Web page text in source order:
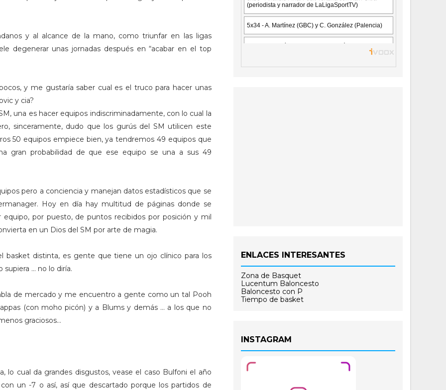
y al alcance de la mano, como triunfar en las ligas
degenerar unas jornadas después en “acabar en el top
y me gustaría saber cual es el truco para hacer unas
y cia?
una es hacer equipos indiscriminadamente, con lo cual la
sinceramente, dudo que los gurús del SM utilicen este
50 equipos empiece bien, ya tendremos 49 equipos que
gran probabilidad de que ese equipo se una a sus 49
pero a conciencia y manejan datos estadísticos que se
Hoy en día hay multitud de páginas donde se
por puesto, de puntos recibidos por posición y mil
en un Dios del SM por arte de magia.
basket distinta, es gente que tiene un ojo clínico para los
… no lo diría.
de mercado y me encuentro a gente como un tal Pooh
(con moho picón) y a Blums y demás … a los que no
graciosos…
lo cual da grandes disgustos, vease el caso Bulfoni el año
un -7 o así, así que descartado porque los partidos de
ENLACES INTERESANTES
Zona de Basquet
Lucentum Baloncesto
Baloncesto con P
Tiempo de basket
INSTAGRAM